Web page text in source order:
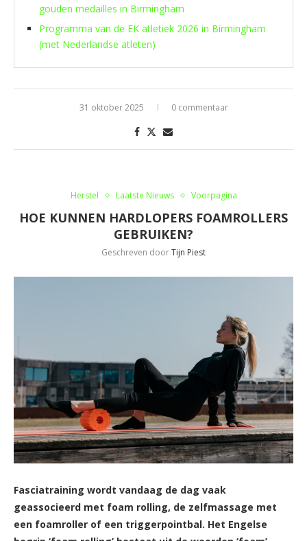
gouden medailles in Birmingham
Programma van de EK atletiek 2026 in Birmingham
(met Nederlandse atleten)
31 oktober 2025 0 commentaar
Herstel Laatste Nieuws Voorpagina
HOE KUNNEN HARDLOPERS FOAMROLLERS
GEBRUIKEN?
Geschreven doorTijn Piest
Fasciatraining wordt vandaag de dag vaak
geassocieerd met foam rolling, de zelfmassage met
een foamroller of een triggerpointbal. Het Engelse